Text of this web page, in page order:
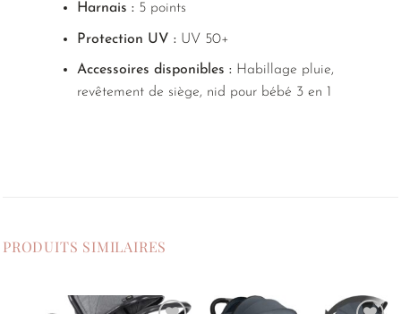
Harnais :5 points
Protection UV :UV 50+
Accessoires disponibles :Habillage pluie,
revêtement de siège, nid pour bébé 3 en 1
PRODUITS SIMILAIRES